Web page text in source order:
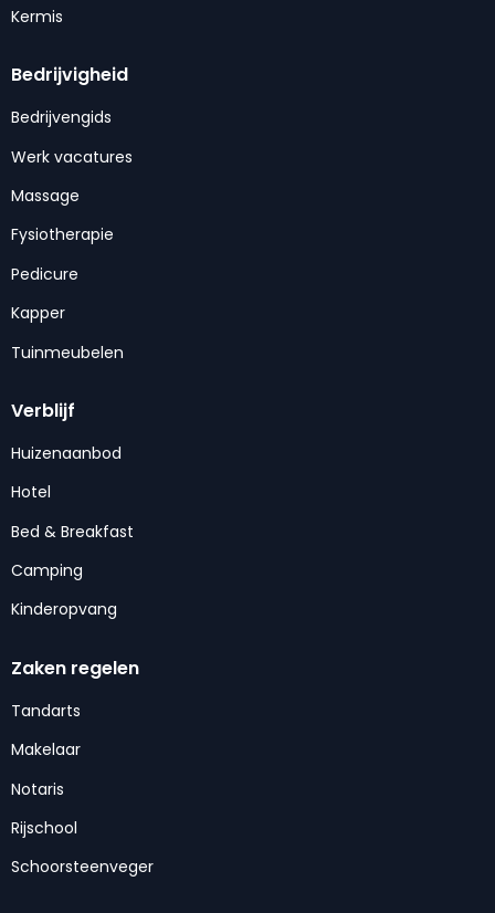
Kermis
Bedrijvigheid
Bedrijvengids
Werk vacatures
Massage
Fysiotherapie
Pedicure
Kapper
Tuinmeubelen
Verblijf
Huizenaanbod
Hotel
Bed & Breakfast
Camping
Kinderopvang
Zaken regelen
Tandarts
Makelaar
Notaris
Rijschool
Schoorsteenveger